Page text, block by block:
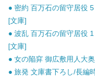
● 密約 百万石の留守居役
[文庫]
● 波乱 百万石の留守居役
[文庫]
● 女の陥穽 御広敷用人大
● 旅発 文庫書下ろし/長編